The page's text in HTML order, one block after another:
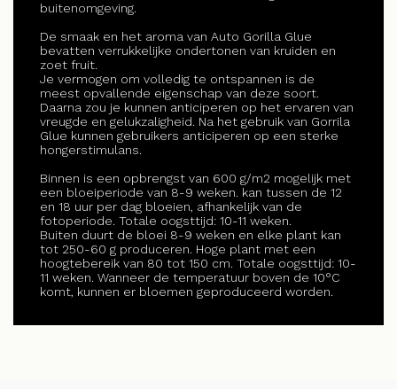
buitenomgeving.
De smaak en het aroma van Auto Gorilla Glue
bevatten verrukkelijke ondertonen van kruiden en
zoet fruit.
Je vermogen om volledig te ontspannen is de
meest opvallende eigenschap van deze soort.
Daarna zou je kunnen anticiperen op het ervaren van
vreugde en gelukzaligheid. Na het gebruik van Gorrila
Glue kunnen gebruikers anticiperen op een sterke
hongerstimulans.
Binnen is een opbrengst van 600 g/m2 mogelijk met
een bloeiperiode van 8-9 weken. kan tussen de 12
en 18 uur per dag bloeien, afhankelijk van de
fotoperiode. Totale oogsttijd: 10-11 weken.
Buiten duurt de bloei 8-9 weken en elke plant kan
tot 250-60 g produceren. Hoge plant met een
hoogtebereik van 80 tot 150 cm. Totale oogsttijd: 10-
11 weken. Wanneer de temperatuur boven de 10°C
komt, kunnen er bloemen geproduceerd worden.